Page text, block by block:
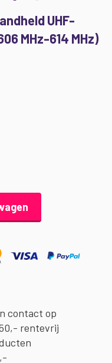
UHF-
MHz-614 MHz)
contact op
rentevrij